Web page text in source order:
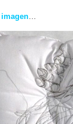
imagen…